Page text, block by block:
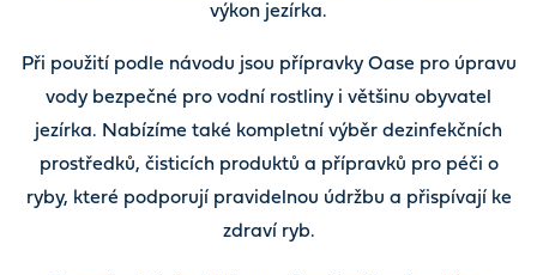
výkon jezírka.
Při použití podle návodu jsou přípravky Oase pro úpravu
vody bezpečné pro vodní rostliny i většinu obyvatel
jezírka. Nabízíme také kompletní výběr dezinfekčních
prostředků, čisticích produktů a přípravků pro péči o
ryby, které podporují pravidelnou údržbu a přispívají ke
zdraví ryb.